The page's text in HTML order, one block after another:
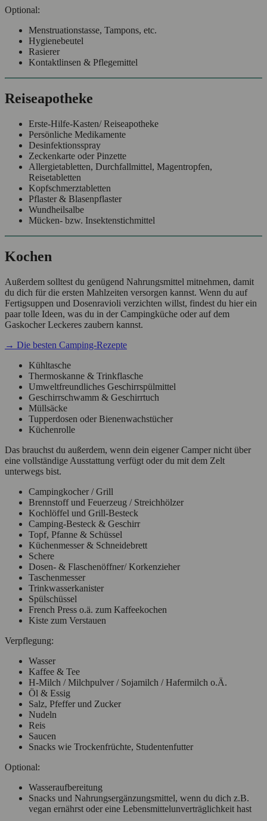
Optional:
Menstruationstasse, Tampons, etc.
Hygienebeutel
Rasierer
Kontaktlinsen & Pflegemittel
Reiseapotheke
Erste-Hilfe-Kasten/ Reiseapotheke
Persönliche Medikamente
Desinfektionsspray
Zeckenkarte oder Pinzette
Allergietabletten, Durchfallmittel, Magentropfen,
Reisetabletten
Kopfschmerztabletten
Pflaster & Blasenpflaster
Wundheilsalbe
Mücken- bzw. Insektenstichmittel
Kochen
Außerdem solltest du genügend Nahrungsmittel mitnehmen, damit
du dich für die ersten Mahlzeiten versorgen kannst. Wenn du auf
Fertigsuppen und Dosenravioli verzichten willst, findest du hier ein
paar tolle Ideen, was du in der Campingküche oder auf dem
Gaskocher Leckeres zaubern kannst.
→ Die besten Camping-Rezepte
Kühltasche
Thermoskanne & Trinkflasche
Umweltfreundliches Geschirrspülmittel
Geschirrschwamm & Geschirrtuch
Müllsäcke
Tupperdosen oder Bienenwachstücher
Küchenrolle
Das brauchst du außerdem, wenn dein eigener Camper nicht über
eine vollständige Ausstattung verfügt oder du mit dem Zelt
unterwegs bist.
Campingkocher / Grill
Brennstoff und Feuerzeug / Streichhölzer
Kochlöffel und Grill-Besteck
Camping-Besteck & Geschirr
Topf, Pfanne & Schüssel
Küchenmesser & Schneidebrett
Schere
Dosen- & Flaschenöffner/ Korkenzieher
Taschenmesser
Trinkwasserkanister
Spülschüssel
French Press o.ä. zum Kaffeekochen
Kiste zum Verstauen
Verpflegung:
Wasser
Kaffee & Tee
H-Milch / Milchpulver / Sojamilch / Hafermilch o.Ä.
Öl & Essig
Salz, Pfeffer und Zucker
Nudeln
Reis
Saucen
Snacks wie Trockenfrüchte, Studentenfutter
Optional:
Wasseraufbereitung
Snacks und Nahrungsergänzungsmittel, wenn du dich z.B.
vegan ernährst oder eine Lebensmittelunverträglichkeit hast